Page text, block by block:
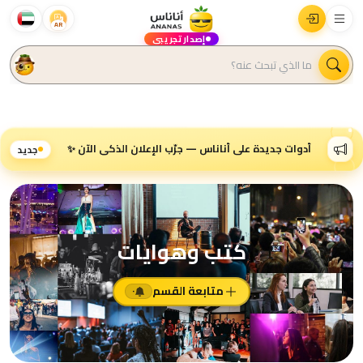
AR
إصدار تجريبي
أدوات جديدة على أناناس — جرّب الإعلان الذكي الآن ✨ جديد
كتب وهوايات
متابعة القسم ٠